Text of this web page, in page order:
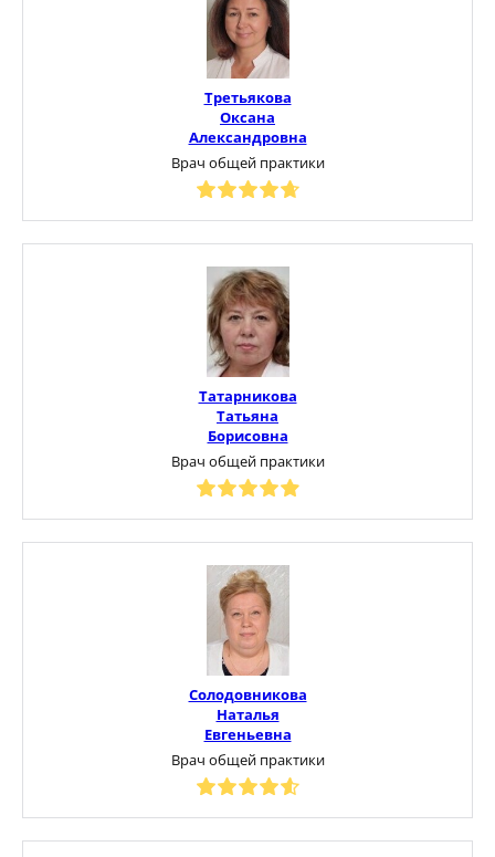
Третьякова
Оксана
Александровна
Врач общей практики
Татарникова
Татьяна
Борисовна
Врач общей практики
Солодовникова
Наталья
Евгеньевна
Врач общей практики